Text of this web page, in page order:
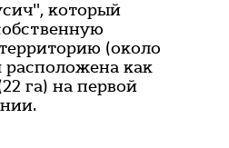
который
(около
расположена как
га) на первой